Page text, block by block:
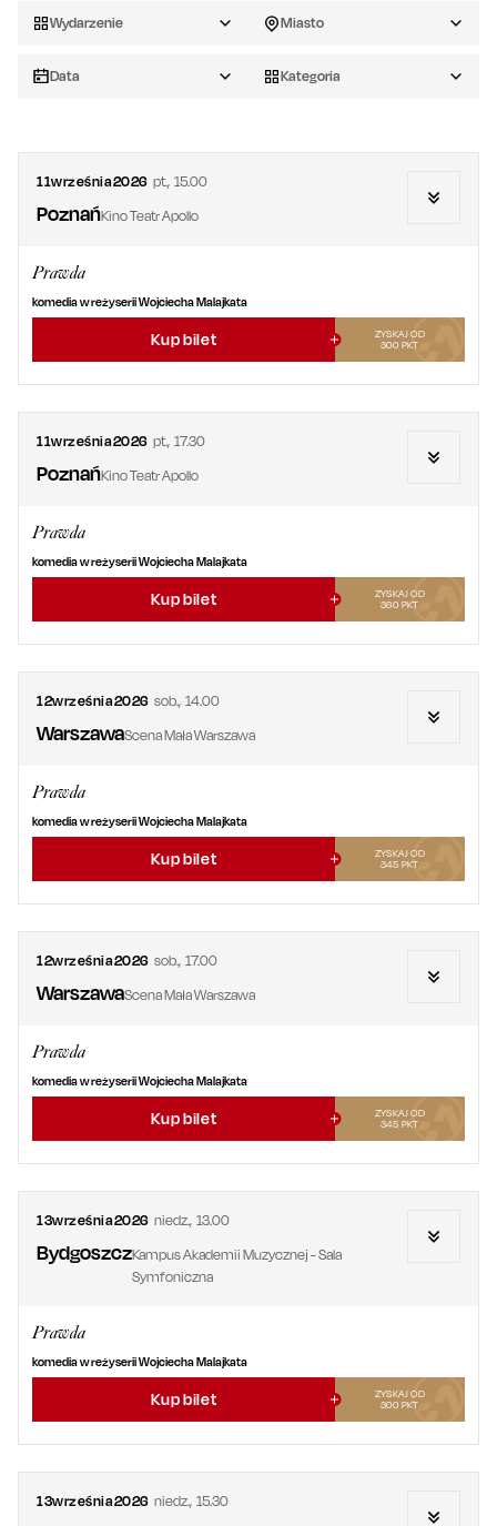
Wydarzenie Miasto
Data Kategoria
11września2026 pt., 15.00
PoznańKino Teatr Apollo
Prawda
komedia w reżyserii Wojciecha Malajkata
Kup bilet
ZYSKAJ OD
300 PKT
11września2026 pt., 17.30
PoznańKino Teatr Apollo
Prawda
komedia w reżyserii Wojciecha Malajkata
Kup bilet
ZYSKAJ OD
360 PKT
12września2026 sob., 14.00
WarszawaScena Mała Warszawa
Prawda
komedia w reżyserii Wojciecha Malajkata
Kup bilet
ZYSKAJ OD
345 PKT
12września2026 sob., 17.00
WarszawaScena Mała Warszawa
Prawda
komedia w reżyserii Wojciecha Malajkata
Kup bilet
ZYSKAJ OD
345 PKT
13września2026 niedz., 13.00
BydgoszczKampus Akademii Muzycznej - Sala
Symfoniczna
Prawda
komedia w reżyserii Wojciecha Malajkata
Kup bilet
ZYSKAJ OD
300 PKT
13września2026 niedz., 15.30